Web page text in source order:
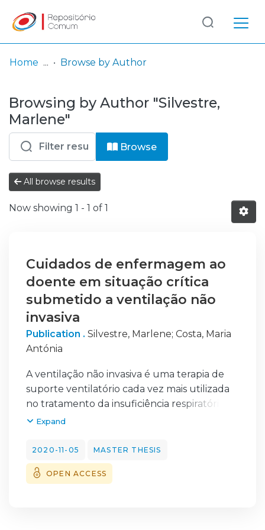
& Collections
Browse repository
Entities
Log
In
(current)
Home Browse by Author
Browsing by Author "Silvestre,
Marlene"
Browse
All browse results
Now showing 1 - 1 of 1
Cuidados de enfermagem ao
doente em situação crítica
submetido a ventilação não
invasiva
Publication . Silvestre, Marlene; Costa, Maria
Antónia
A ventilação não invasiva é uma terapia de
suporte ventilatório cada vez mais utilizada
no tratamento da insuficiência respiratória
aguda. O sucesso da terapia depende de
enfermagem baseados na evidência fazem
parte.
O presente relatório apresenta o Projeto de
Expand
2020-11-05 MASTER THESIS
OPEN ACCESS